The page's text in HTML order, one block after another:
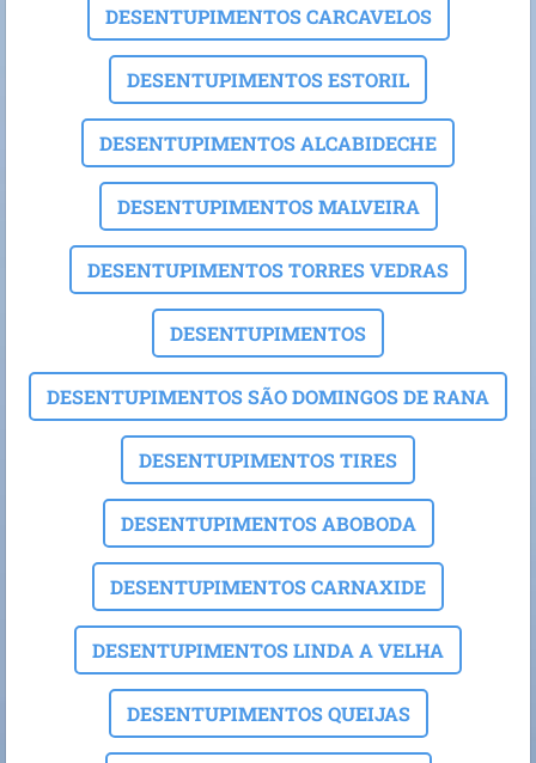
DESENTUPIMENTOS CARCAVELOS
DESENTUPIMENTOS ESTORIL
DESENTUPIMENTOS ALCABIDECHE
DESENTUPIMENTOS MALVEIRA
DESENTUPIMENTOS TORRES VEDRAS
DESENTUPIMENTOS
DESENTUPIMENTOS SÃO DOMINGOS DE RANA
DESENTUPIMENTOS TIRES
DESENTUPIMENTOS ABOBODA
DESENTUPIMENTOS CARNAXIDE
DESENTUPIMENTOS LINDA A VELHA
DESENTUPIMENTOS QUEIJAS